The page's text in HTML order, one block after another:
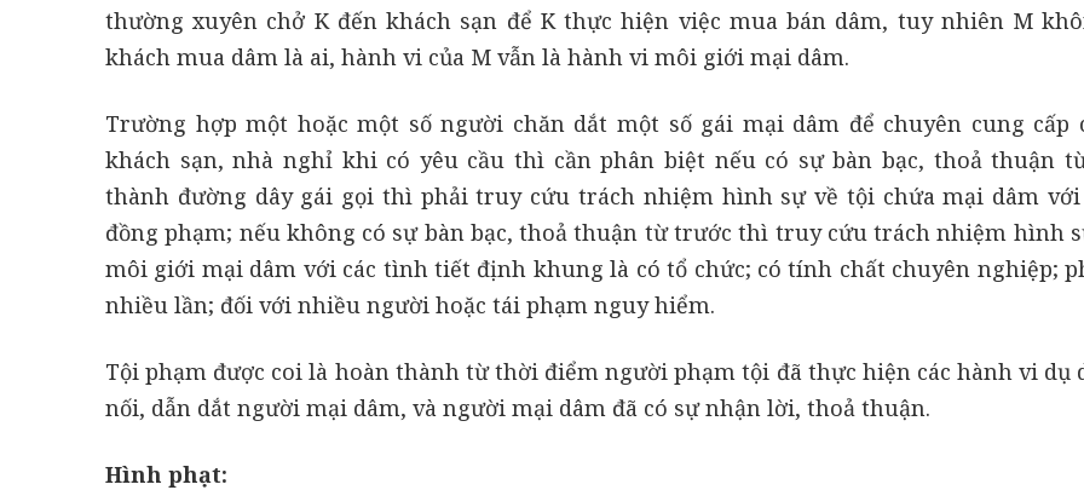
thường xuyên chở K đến khách sạn để K thực hiện việc mua bán dâm, tuy nhiên M
khách mua dâm là ai, hành vi của M vẫn là hành vi môi giới mại dâm.
Trường hợp một hoặc một số người chăn dắt một số gái mại dâm để chuyên cung cấp
khách sạn, nhà nghỉ khi có yêu cầu thì cần phân biệt nếu có sự bàn bạc, thoả thuận
thành đường dây gái gọi thì phải truy cứu trách nhiệm hình sự về tội chứa mại dâm
đồng phạm; nếu không có sự bàn bạc, thoả thuận từ trước thì truy cứu trách nhiệm hình
môi giới mại dâm với các tình tiết định khung là có tổ chức; có tính chất chuyên nghiệp;
nhiều lần; đối với nhiều người hoặc tái phạm nguy hiểm.
Tội phạm được coi là hoàn thành từ thời điểm người phạm tội đã thực hiện các hành vi dụ
nối, dẫn dắt người mại dâm, và người mại dâm đã có sự nhận lời, thoả thuận.
Hình phạt: